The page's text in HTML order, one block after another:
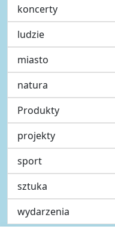
koncerty
ludzie
miasto
natura
Produkty
projekty
sport
sztuka
wydarzenia